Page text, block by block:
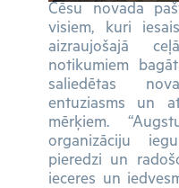
Cēsu novada
visiem, kuri
aizraujošajā
notikumiem
saliedētas
entuziasms un
mērķiem.
organizāciju
pieredzi un
ieceres un